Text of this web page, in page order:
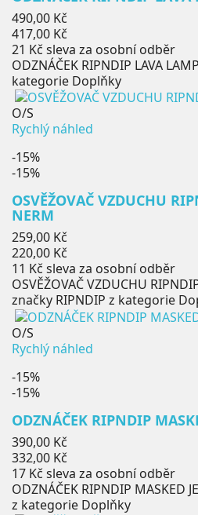
Běžná
cena
490,00 Kč
Cena
417,00 Kč
21 Kč sleva za osobní odběr
ODZNÁČEK RIPNDIP LAVA
kategorie Doplňky
O/S
Rychlý náhled
-15%
-15%
OSVĚŽOVAČ VZDUCHU
NERM
Běžná
cena
259,00 Kč
Cena
220,00 Kč
11 Kč sleva za osobní odběr
OSVĚŽOVAČ VZDUCHU
značky RIPNDIP z kategorie
O/S
Rychlý náhled
-15%
-15%
ODZNÁČEK RIPNDIP
Běžná
cena
390,00 Kč
Cena
332,00 Kč
17 Kč sleva za osobní odběr
ODZNÁČEK RIPNDIP MASKED
z kategorie Doplňky